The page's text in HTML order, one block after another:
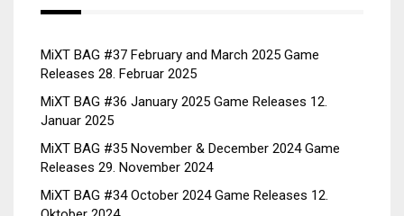
MiXT BAG #37 February and March 2025 Game
Releases 28. Februar 2025
MiXT BAG #36 January 2025 Game Releases 12.
Januar 2025
MiXT BAG #35 November & December 2024 Game
Releases 29. November 2024
MiXT BAG #34 October 2024 Game Releases 12.